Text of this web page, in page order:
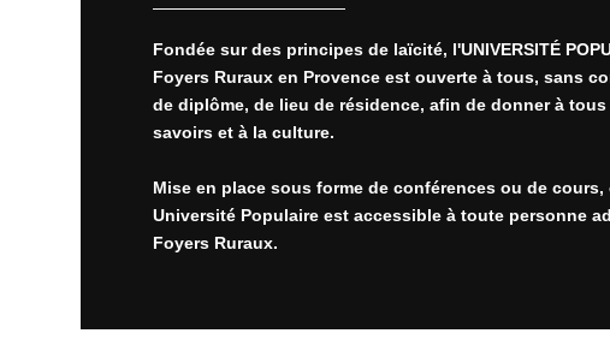
Fondée sur des principes de laïcité, l'UNIVERSITÉ
Foyers Ruraux en Provence est ouverte à tous, sans
de diplôme, de lieu de résidence, afin de donner à
savoirs et à la culture.
Mise en place sous forme de conférences ou de cours,
Université Populaire est accessible à toute personne
Foyers Ruraux.